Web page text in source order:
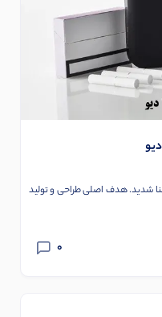
ما با دستگاه آیکاس 3 دیو آشنا شدید. هدف اصلی طراحی و تولید
0